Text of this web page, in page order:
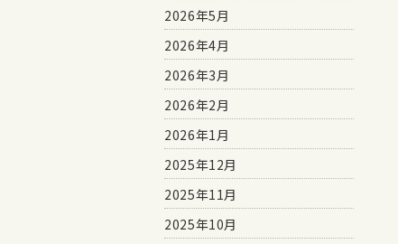
2026年5月
2026年4月
2026年3月
2026年2月
2026年1月
2025年12月
2025年11月
2025年10月